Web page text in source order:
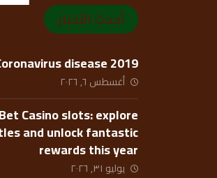
أحدث الأخبار
disease 2019
أغسطس ٦, ٢٠٢٦
Casino slots: explore
and unlock fantastic
rewards this year
يوليو ٣١, ٢٠٢٦